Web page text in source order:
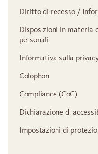
Diritto di recesso /
Disposizioni in materia
personali
Informativa sulla
Colophon
Compliance (CoC)
Dichiarazione di
Impostazioni di